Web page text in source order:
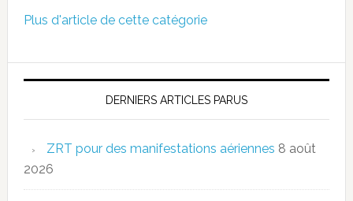
Plus d'article de cette catégorie
DERNIERS ARTICLES PARUS
ZRT pour des manifestations aériennes 8 août
2026